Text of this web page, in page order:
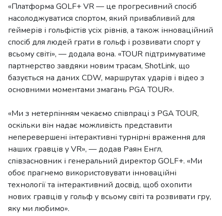
«Платформа GOLF+ VR — це прогресивний спосіб
насолоджуватися спортом, який привабливий для
геймерів і гольфістів усіх рівнів, а також інноваційний
спосіб для людей грати в гольф і розвивати спорт у
всьому світі», — додала вона. «TOUR підтримуватиме
партнерство завдяки новим трасам, ShotLink, що
базується на даних CDW, маршрутах ударів і відео з
основними моментами змагань PGA TOUR».
«Ми з нетерпінням чекаємо співпраці з PGA TOUR,
оскільки він надає можливість представити
неперевершені інтерактивні турнірні враження для
наших гравців у VR», — додав Раян Енгл,
співзасновник і генеральний директор GOLF+. «Ми
обоє прагнемо використовувати інноваційні
технології та інтерактивний досвід, щоб охопити
нових гравців у гольф у всьому світі та розвивати гру,
яку ми любимо».